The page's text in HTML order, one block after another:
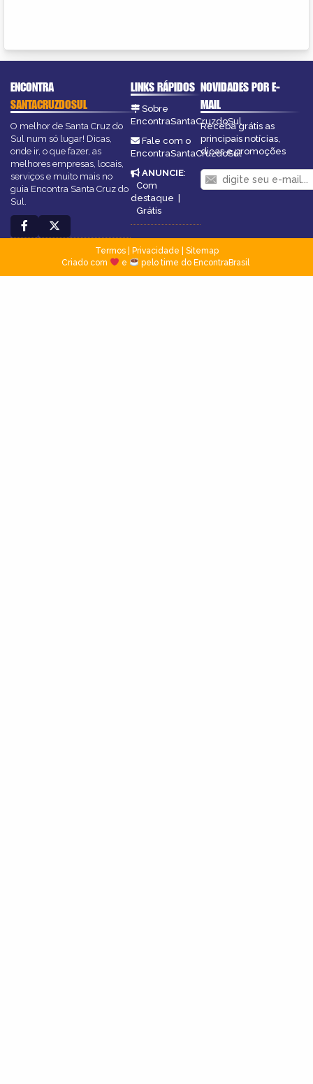
ENCONTRA
SANTACRUZDOSUL
O melhor de Santa Cruz do
Sul num só lugar! Dicas,
onde ir, o que fazer, as
melhores empresas, locais,
serviços e muito mais no
guia Encontra Santa Cruz do
Sul.
LINKS RÁPIDOS
Sobre
EncontraSantaCruzdoSul
Fale com o
EncontraSantaCruzdoSul
ANUNCIE:
Com
destaque |
Grátis
NOVIDADES POR E-
MAIL
Receba grátis as
principais notícias,
dicas e promoções
Termos| Privacidade
Sitemap
Criado com
e pelo time do EncontraBrasil